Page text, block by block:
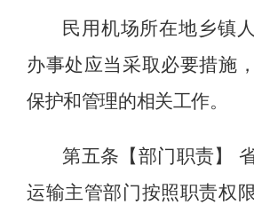
民用机场所在地乡镇
办事处应当采取必要措施
保护和管理的相关工作。
第五条【部门职责】
运输主管部门按照职责权